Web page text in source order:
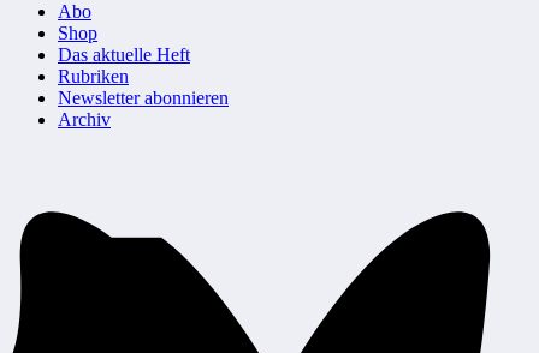
Abo
Shop
Das aktuelle Heft
Rubriken
Newsletter abonnieren
Archiv